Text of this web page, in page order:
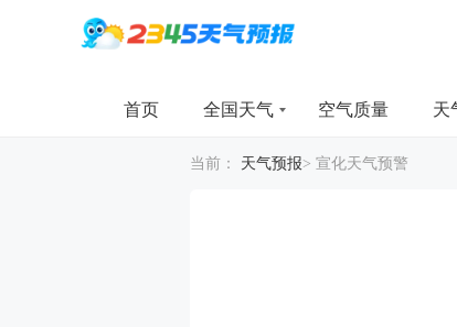
首页 全国天气 空气质量 天
当前： 天气预报> 宣化天气预警